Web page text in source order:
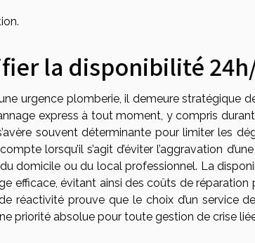
la disponibilité
urgence plomberie, il demeure stratégique
express à tout moment, y compris
souvent déterminante pour limiter les
lorsqu’il s’agit d’éviter l’aggravation
domicile ou du local professionnel. La
efficace, évitant ainsi des coûts de
réactivité prouve que le choix d’un service
priorité absolue pour toute gestion de crise